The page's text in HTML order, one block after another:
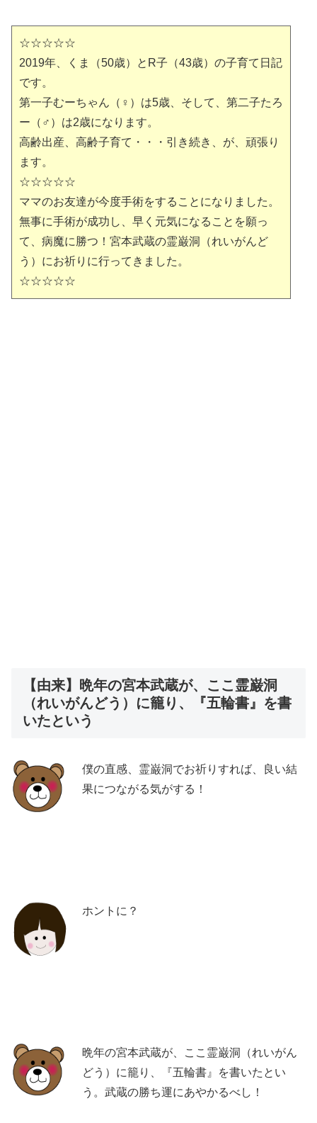
☆☆☆☆☆
2019年、くま（50歳）とR子（43歳）の子育て日記
です。
第一子むーちゃん（♀）は5歳、そして、第二子たろ
ー（♂）は2歳になります。
高齢出産、高齢子育て・・・引き続き、が、頑張り
ます。
☆☆☆☆☆
ママのお友達が今度手術をすることになりました。
無事に手術が成功し、早く元気になることを願っ
て、病魔に勝つ！宮本武蔵の霊巌洞（れいがんど
う）にお祈りに行ってきました。
☆☆☆☆☆
【由来】晩年の宮本武蔵が、ここ霊巌洞
（れいがんどう）に籠り、『五輪書』を書
いたという
僕の直感、霊巌洞でお祈りすれば、良い結
果につながる気がする！
ホントに？
晩年の宮本武蔵が、ここ霊巌洞（れいがん
どう）に籠り、『五輪書』を書いたとい
う。武蔵の勝ち運にあやかるべし！